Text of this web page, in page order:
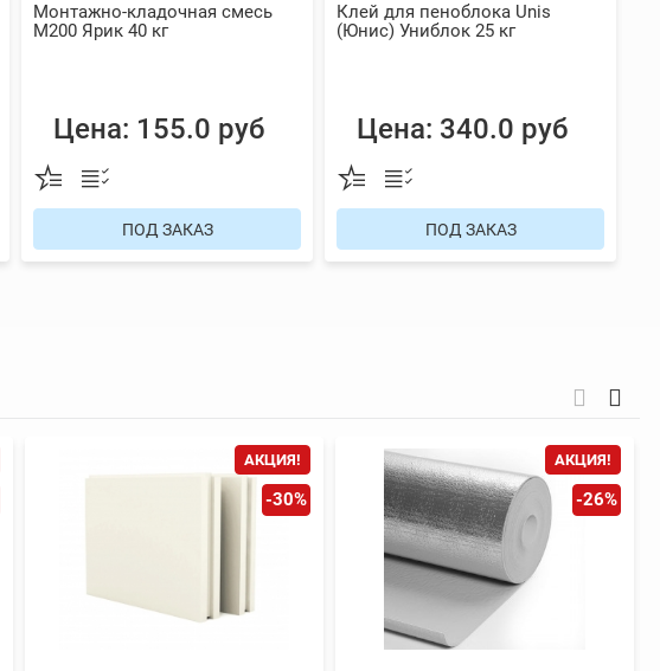
Монтажно-кладочная смесь
М200 Ярик 40 кг
Цена: 155.0 руб
ПОД ЗАКАЗ
Клей для пеноблока Unis
(Юнис) Униблок 25 кг
Цена: 340.0 руб
ПОД ЗАКАЗ
АКЦИЯ!
-30%
АКЦИЯ!
-26%